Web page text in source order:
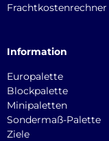
Frachtkostenrechner
Information
Europalette
Blockpalette
Minipaletten
Sondermaß-Palette
Ziele